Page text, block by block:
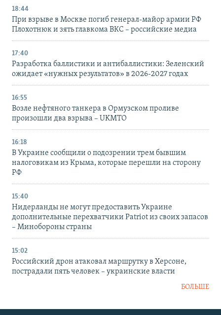
18:44
При взрыве в Москве погиб генерал-майор армии РФ
Плохотнюк и зять главкома ВКС – российские медиа
17:40
Разработка баллистики и антибаллистики: Зеленский
ожидает «нужных результатов» в 2026-2027 годах
16:55
Возле нефтяного танкера в Ормузском проливе
произошли два взрыва – UKMTO
16:18
В Украине сообщили о подозрении трем бывшим
налоговикам из Крыма, которые перешли на сторону
РФ
15:40
Нидерланды не могут предоставить Украине
дополнительные перехватчики Patriot из своих запасов
– Минобороны страны
15:02
Российский дрон атаковал маршрутку в Херсоне,
пострадали пять человек – украинские власти
БОЛЬШЕ